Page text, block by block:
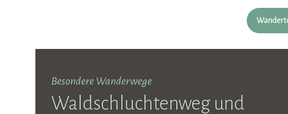
Besondere Wanderwege
Waldschluchtenweg und